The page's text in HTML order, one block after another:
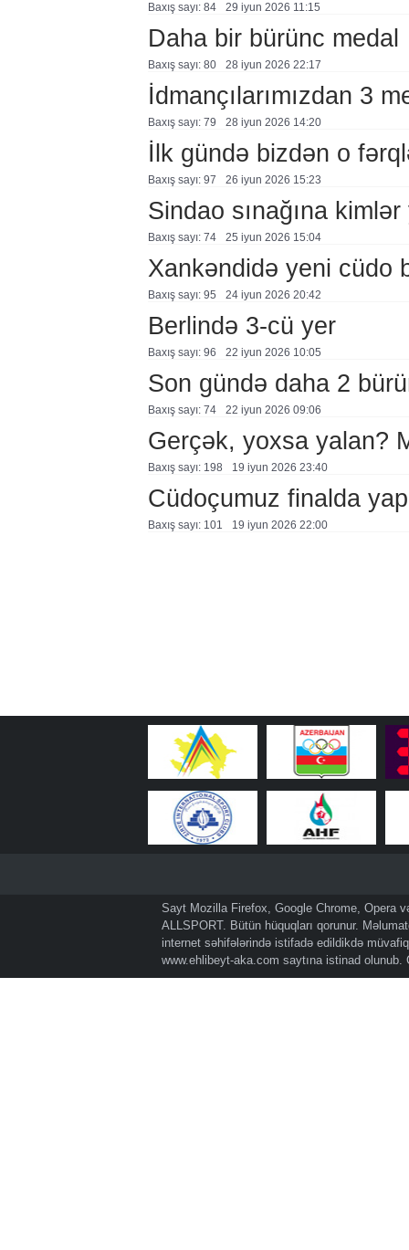
Baxış sayı: 84 29 i̇yun 2026 11:15
Daha bir bürünc medal
Baxış sayı: 80 28 i̇yun 2026 22:17
İdmançılarımızdan 3
Baxış sayı: 79 28 i̇yun 2026 14:20
İlk gündə bizdən o
Baxış sayı: 97 26 i̇yun 2026 15:23
Sindao sınağına kimlər
Baxış sayı: 74 25 i̇yun 2026 15:04
Xankəndidə yeni cüdo
Baxış sayı: 95 24 i̇yun 2026 20:42
Berlində 3-cü yer
Baxış sayı: 96 22 i̇yun 2026 10:05
Son gündə daha 2
Baxış sayı: 74 22 i̇yun 2026 09:06
Gerçək, yoxsa yalan?
Baxış sayı: 198 19 i̇yun 2026 23:40
Cüdoçumuz finalda
Baxış sayı: 101 19 i̇yun 2026 22:00
Sayt Mozilla Firefox, Google Chrome, Opera
ALLSPORT. Bütün hüquqları qorunur.
internet səhifələrində istifadə edildikdə
www.ehlibeyt-aka.com saytına istinad olunub.